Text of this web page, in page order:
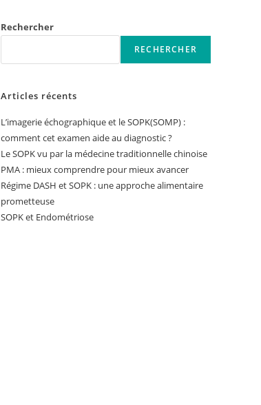
Rechercher
RECHERCHER
Articles récents
L’imagerie échographique et le SOPK(SOMP) :
comment cet examen aide au diagnostic ?
Le SOPK vu par la médecine traditionnelle chinoise
PMA : mieux comprendre pour mieux avancer
Régime DASH et SOPK : une approche alimentaire
prometteuse
SOPK et Endométriose